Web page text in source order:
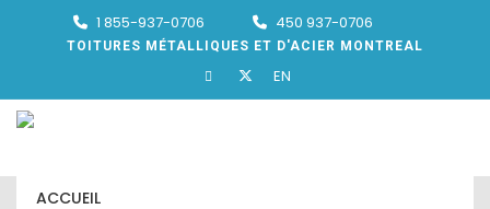
1 855-937-0706 450 937-0706
TOITURES MÉTALLIQUES ET D'ACIER MONTREAL
EN
ACCUEIL